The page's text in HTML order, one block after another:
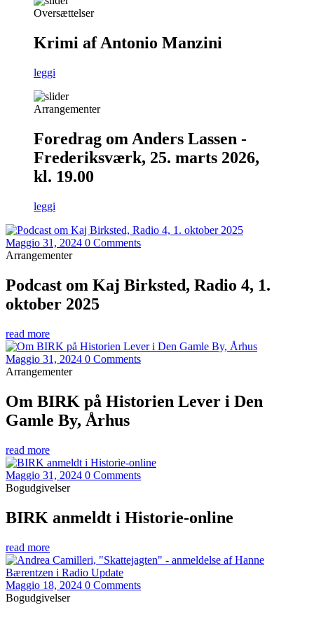
Oversættelser
Krimi af Antonio Manzini
leggi
Arrangementer
Foredrag om Anders Lassen -
Frederiksværk, 25. marts 2026,
kl. 19.00
leggi
Maggio 31, 2024 0 Comments
Arrangementer
Podcast om Kaj Birksted, Radio 4, 1.
oktober 2025
read more
Maggio 31, 2024 0 Comments
Arrangementer
Om BIRK på Historien Lever i Den
Gamle By, Århus
read more
Maggio 31, 2024 0 Comments
Bogudgivelser
BIRK anmeldt i Historie-online
read more
Maggio 18, 2024 0 Comments
Bogudgivelser